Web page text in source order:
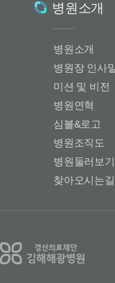
병원소개
병원소개
병원장 인사
미션 및 비전
병원연혁
심볼&로고
병원조직도
병원둘러보기
찾아오시는길